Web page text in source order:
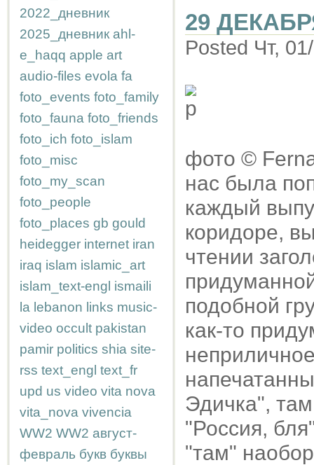
2022_дневник
2025_дневник ahl-
e_haqq apple art
audio-files evola fa
foto_events foto_family
foto_fauna foto_friends
foto_ich foto_islam
foto_misc
foto_my_scan
foto_people
foto_places gb gould
heidegger internet iran
iraq islam islamic_art
islam_text-engl ismaili
la lebanon links music-
video occult pakistan
pamir politics shia site-
rss text_engl text_fr
upd us video vita nova
vita_nova vivencia
WW2 WW2 август-
февраль букв буквы
29
Posted Чт,
фото ©
нас была
каждый
коридоре,
чтении
подобной
как-то
Эдичка",
"Россия,
"там"